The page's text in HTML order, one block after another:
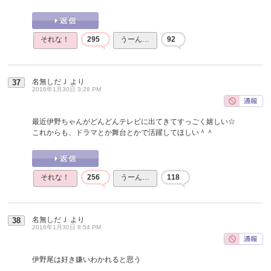
それな！ 295 うーん… 92
37 名無しだＪ より
2016年1月30日 3:28 PM
最近伊野ちゃんがどんどんテレビに出てきてすっごく嬉しい☆
これからも、ドラマとか舞台とかで活躍してほしい＾＾
それな！ 256 うーん… 118
38 名無しだＪ より
2016年1月30日 8:54 PM
伊野尾は好き嫌いわかれると思う